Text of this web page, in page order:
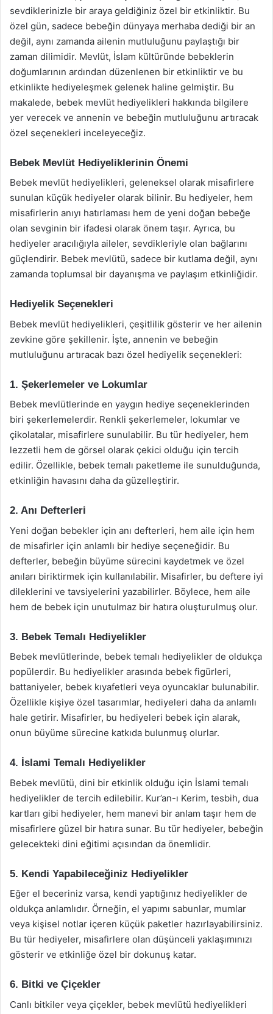
sevdiklerinizle bir araya geldiğiniz özel bir etkinliktir. Bu
özel gün, sadece bebeğin dünyaya merhaba dediği bir an
değil, aynı zamanda ailenin mutluluğunu paylaştığı bir
zaman dilimidir. Mevlüt, İslam kültüründe bebeklerin
doğumlarının ardından düzenlenen bir etkinliktir ve bu
etkinlikte hediyeleşmek gelenek haline gelmiştir. Bu
makalede, bebek mevlüt hediyelikleri hakkında bilgilere
yer verecek ve annenin ve bebeğin mutluluğunu artıracak
özel seçenekleri inceleyeceğiz.
Bebek Mevlüt Hediyeliklerinin Önemi
Bebek mevlüt hediyelikleri, geleneksel olarak misafirlere
sunulan küçük hediyeler olarak bilinir. Bu hediyeler, hem
misafirlerin anıyı hatırlaması hem de yeni doğan bebeğe
olan sevginin bir ifadesi olarak önem taşır. Ayrıca, bu
hediyeler aracılığıyla aileler, sevdikleriyle olan bağlarını
güçlendirir. Bebek mevlütü, sadece bir kutlama değil, aynı
zamanda toplumsal bir dayanışma ve paylaşım etkinliğidir.
Hediyelik Seçenekleri
Bebek mevlüt hediyelikleri, çeşitlilik gösterir ve her ailenin
zevkine göre şekillenir. İşte, annenin ve bebeğin
mutluluğunu artıracak bazı özel hediyelik seçenekleri:
1. Şekerlemeler ve Lokumlar
Bebek mevlütlerinde en yaygın hediye seçeneklerinden
biri şekerlemelerdir. Renkli şekerlemeler, lokumlar ve
çikolatalar, misafirlere sunulabilir. Bu tür hediyeler, hem
lezzetli hem de görsel olarak çekici olduğu için tercih
edilir. Özellikle, bebek temalı paketleme ile sunulduğunda,
etkinliğin havasını daha da güzelleştirir.
2. Anı Defterleri
Yeni doğan bebekler için anı defterleri, hem aile için hem
de misafirler için anlamlı bir hediye seçeneğidir. Bu
defterler, bebeğin büyüme sürecini kaydetmek ve özel
anıları biriktirmek için kullanılabilir. Misafirler, bu deftere iyi
dileklerini ve tavsiyelerini yazabilirler. Böylece, hem aile
hem de bebek için unutulmaz bir hatıra oluşturulmuş olur.
3. Bebek Temalı Hediyelikler
Bebek mevlütlerinde, bebek temalı hediyelikler de oldukça
popülerdir. Bu hediyelikler arasında bebek figürleri,
battaniyeler, bebek kıyafetleri veya oyuncaklar bulunabilir.
Özellikle kişiye özel tasarımlar, hediyeleri daha da anlamlı
hale getirir. Misafirler, bu hediyeleri bebek için alarak,
onun büyüme sürecine katkıda bulunmuş olurlar.
4. İslami Temalı Hediyelikler
Bebek mevlütü, dini bir etkinlik olduğu için İslami temalı
hediyelikler de tercih edilebilir. Kur’an-ı Kerim, tesbih, dua
kartları gibi hediyeler, hem manevi bir anlam taşır hem de
misafirlere güzel bir hatıra sunar. Bu tür hediyeler, bebeğin
gelecekteki dini eğitimi açısından da önemlidir.
5. Kendi Yapabileceğiniz Hediyelikler
Eğer el beceriniz varsa, kendi yaptığınız hediyelikler de
oldukça anlamlıdır. Örneğin, el yapımı sabunlar, mumlar
veya kişisel notlar içeren küçük paketler hazırlayabilirsiniz.
Bu tür hediyeler, misafirlere olan düşünceli yaklaşımınızı
gösterir ve etkinliğe özel bir dokunuş katar.
6. Bitki ve Çiçekler
Canlı bitkiler veya çiçekler, bebek mevlütü hediyelikleri